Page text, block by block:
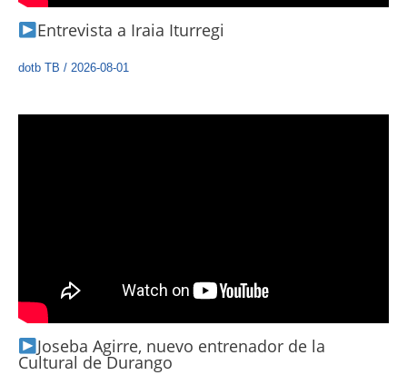
Entrevista a Iraia Iturregi
dotb TB / 2026-08-01
Joseba Agirre, nuevo entrenador de la
Cultural de Durango